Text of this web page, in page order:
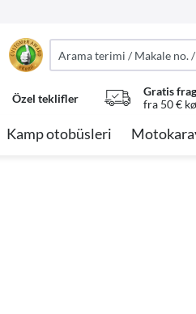
Özel teklifler
Gratis
fra 50 €
Kamp otobüsleri